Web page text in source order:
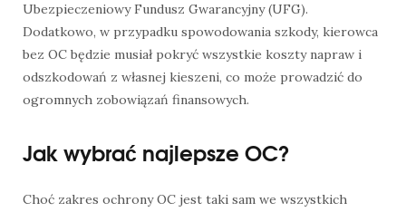
Ubezpieczeniowy Fundusz Gwarancyjny (UFG).
Dodatkowo, w przypadku spowodowania szkody, kierowca
bez OC będzie musiał pokryć wszystkie koszty napraw i
odszkodowań z własnej kieszeni, co może prowadzić do
ogromnych zobowiązań finansowych.
Jak wybrać najlepsze OC?
Choć zakres ochrony OC jest taki sam we wszystkich